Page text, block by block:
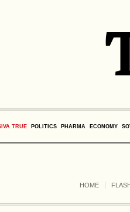
TRUE POLITICS PHARMA ECONOMY
HOME